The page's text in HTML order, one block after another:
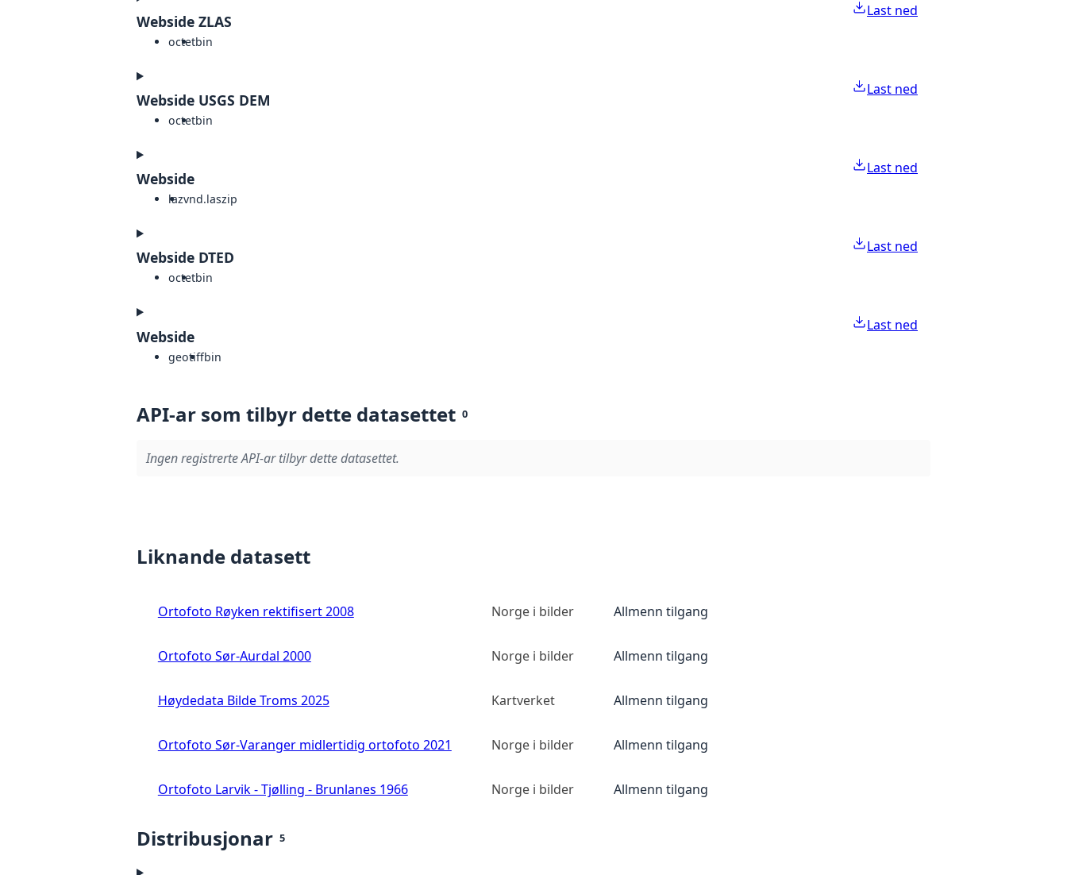
Webside ZLAS
octetbin
Last ned
Webside USGS DEM
octetbin
Last ned
Webside
lazvnd.laszip
Last ned
Webside DTED
octetbin
Last ned
Webside
geotiffbin
Last ned
API-ar som tilbyr dette datasettet 0
Ingen registrerte API-ar tilbyr dette datasettet.
Liknande datasett
Ortofoto Røyken rektifisert 2008 Norge i bilder Allmenn tilgang
Ortofoto Sør-Aurdal 2000 Norge i bilder Allmenn tilgang
Høydedata Bilde Troms 2025 Kartverket Allmenn tilgang
Ortofoto Sør-Varanger midlertidig ortofoto 2021 Norge i bilder Allmenn tilgang
Ortofoto Larvik - Tjølling - Brunlanes 1966 Norge i bilder Allmenn tilgang
Distribusjonar 5